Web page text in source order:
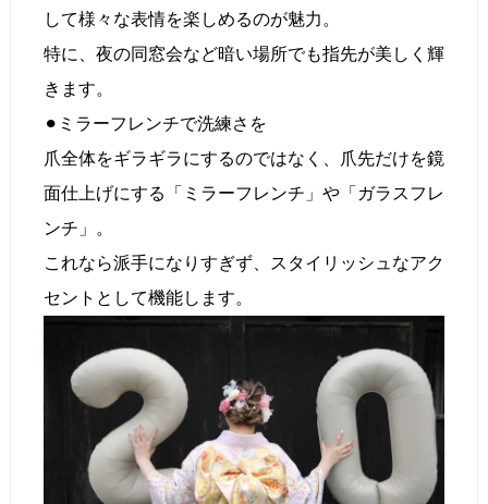
して様々な表情を楽しめるのが魅力。
特に、夜の同窓会など暗い場所でも指先が美しく輝
きます。
⚫︎ミラーフレンチで洗練さを
爪全体をギラギラにするのではなく、爪先だけを鏡
面仕上げにする「ミラーフレンチ」や「ガラスフレ
ンチ」。
これなら派手になりすぎず、スタイリッシュなアク
セントとして機能します。